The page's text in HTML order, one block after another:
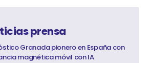
prensa
Granada pionero en España con
magnética móvil con IA